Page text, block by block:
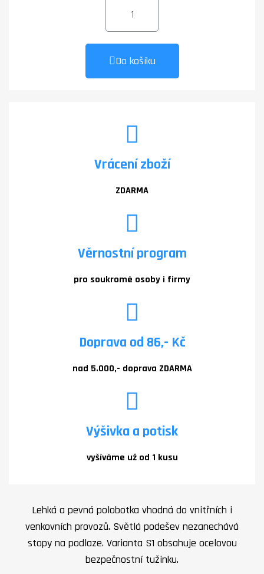
Do košíku
Vrácení zboží
ZDARMA
Věrnostní program
pro soukromé osoby i firmy
Doprava od 86,- Kč
nad 5.000,- doprava ZDARMA
Výšivka a potisk
vyšíváme už od 1 kusu
Lehká a pevná polobotka vhodná do vnitřních i
venkovních provozů. Světlá podešev nezanechává
stopy na podlaze. Varianta S1 obsahuje ocelovou
bezpečnostní tužinku.